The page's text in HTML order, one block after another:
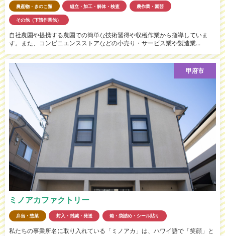
農産物・きのこ類 組立・加工・解体・検査 農作業・園芸
その他（下請作業他）
自社農園や提携する農園での簡単な技術習得や収穫作業から指導していま
す。また、コンビニエンスストアなどの小売り・サービス業や製造業...
ミノアカファクトリー
甲府市
弁当・惣菜 封入・封緘・発送 箱・袋詰め・シール貼り
私たちの事業所名に取り入れている「ミノアカ」は、ハワイ語で「笑顔」と